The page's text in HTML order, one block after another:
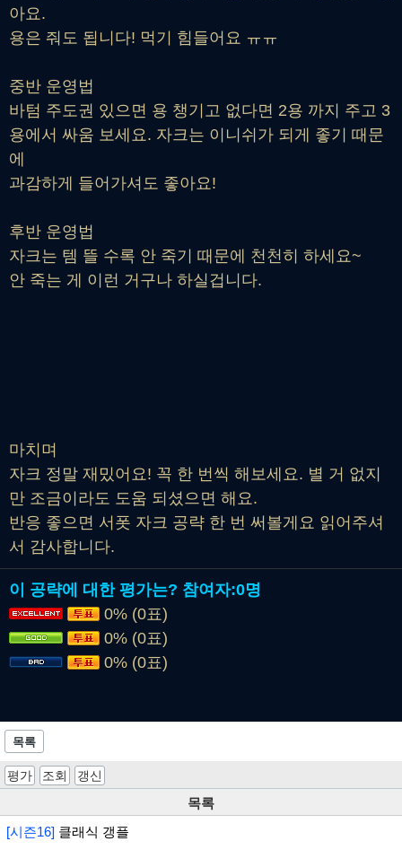
아요.
용은 줘도 됩니다! 먹기 힘들어요 ㅠㅠ
중반 운영법
바텀 주도권 있으면 용 챙기고 없다면 2용 까지 주고 3
용에서 싸움 보세요. 자크는 이니쉬가 되게 좋기 때문
에
과감하게 들어가셔도 좋아요!
후반 운영법
자크는 템 뜰 수록 안 죽기 때문에 천천히 하세요~
안 죽는 게 이런 거구나 하실겁니다.
마치며
자크 정말 재밌어요! 꼭 한 번씩 해보세요. 별 거 없지
만 조금이라도 도움 되셨으면 해요.
반응 좋으면 서폿 자크 공략 한 번 써볼게요 읽어주셔
서 감사합니다.
이 공략에 대한 평가는? 참여자:0명
0% (0표)
0% (0표)
0% (0표)
목록
평가 조회 갱신
목록
[시즌16] 클래식 갱플